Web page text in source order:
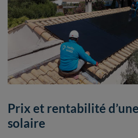
Prix et rentabilité
solaire